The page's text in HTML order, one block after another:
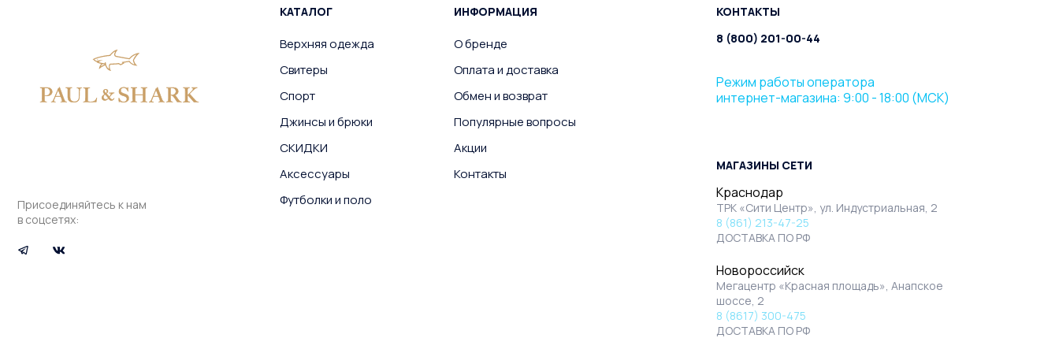
Присоединяйтесь к нам
в соцсетях:
КАТАЛОГ
Верхняя одежда
Свитеры
Спорт
Джинсы и брюки
СКИДКИ
Аксессуары
Футболки и поло
ИНФОРМАЦИЯ
О бренде
Оплата и доставка
Обмен и возврат
Популярные вопросы
Акции
Контакты
КОНТАКТЫ
8 (800) 201-00-44
Режим работы оператора
интернет-магазина: 9:00 - 18:00 (МСК)
МАГАЗИНЫ СЕТИ
Краснодар
ТРК «Сити Центр», ул. Индустриальная, 2
8 (861) 213-47-25
ДОСТАВКА ПО РФ
Новороссийск
Мегацентр «Красная площадь», Анапское
шоссе, 2
8 (8617) 300-475
ДОСТАВКА ПО РФ